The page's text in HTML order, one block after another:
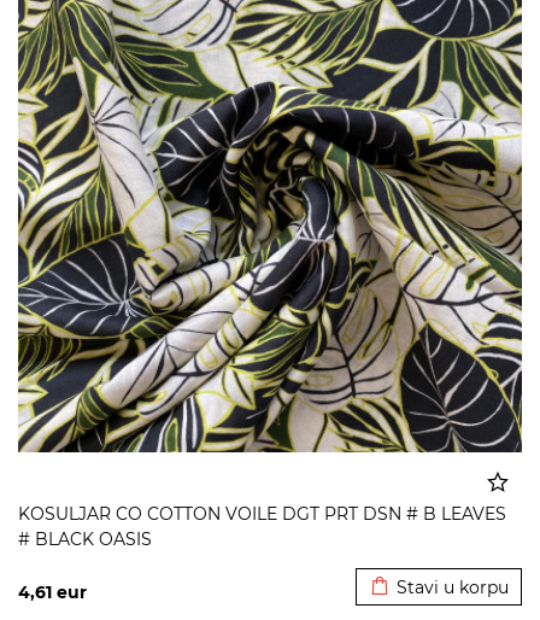
KOSULJAR CO COTTON VOILE DGT PRT DSN # B LEAVES
# BLACK OASIS
4,61 eur Stavi u korpu